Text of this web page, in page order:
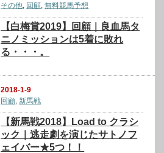
その他, 回顧,無料競馬予想
【白梅賞2019】回顧｜良血馬タ
ニノミッションは5着に敗れ
る・・・。
2018-1-9
回顧 新馬戦
【新馬戦2018】Load to クラシ
ック｜逃走劇を演じたサトノフ
ェイバー★5つ！！